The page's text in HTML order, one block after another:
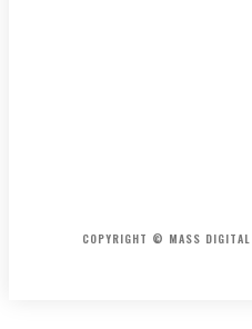
COPYRIGHT © MASS